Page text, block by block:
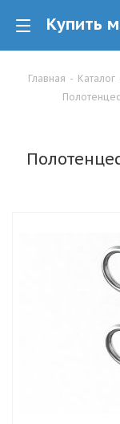
Главная - Каталог